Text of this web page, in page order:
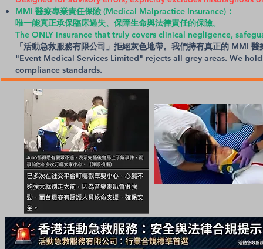
MMI 醫療專業責任保險 (Medical Malpractice Insurance)：
唯一能真正承保臨床過失、保障生命與法律責任的保險。
The ONLY insurance that truly covers clinical negligence,
「活動急救服務有限公司」拒絕灰色地帶。我們持有真正的 MMI
"Event Medical Services Limited" rejects all grey areas. We
compliance standards.